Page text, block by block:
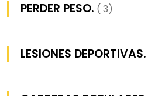
PERDER PESO. ( 3)
LESIONES DEPORTIVAS.